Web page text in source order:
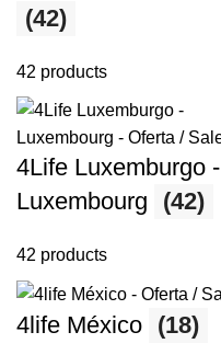
(42)
42 products
4Life Luxemburgo -
Luxembourg
(42)
42 products
4life México (18)